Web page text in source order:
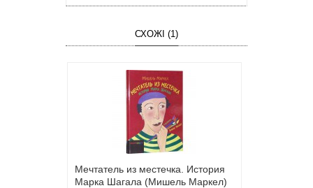
СХОЖІ (1)
Мечтатель из местечка. История
Марка Шагала (Мишель Маркел)